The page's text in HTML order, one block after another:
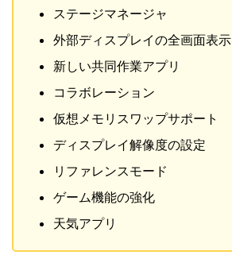
ステージマネージャ
外部ディスプレイの全画面表示
新しい共同作業アプリ
コラボレーション
仮想メモリスワップサポート
ディスプレイ解像度の設定
リファレンスモード
ゲーム機能の強化
天気アプリ